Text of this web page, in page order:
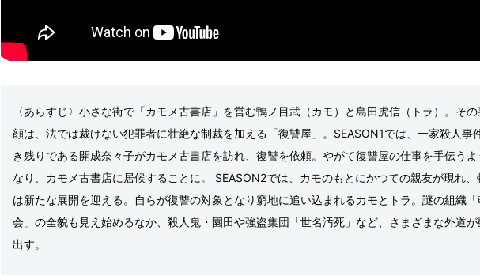
〈あらすじ〉小さな街で「カモメ古書店」を営む鴨ノ目武（カモ）と島田虎信（トラ）。そ
顔は、法では裁けない犯罪者に壮絶な制裁を加える「復讐屋」。SEASON1では、一家殺人事
き残りである開成奈々子がカモメ古書店を訪れ、復讐を依頼。やがて復讐屋の仕事を手伝う
なり、カモメ古書店に居候することに。 SEASON2では、カモのもとにかつての親友が現れ、
は新たな展開を迎える。自らが復讐の対象となり窮地に追い込まれるカモとトラ。謎の組織
会」の全貌も見え始めるなか、殺人鬼・園田や強盗集団「世名汚死」など、さまざまな外道
出す。